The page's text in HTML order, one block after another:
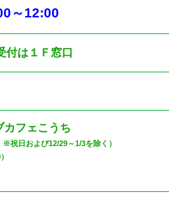
～12:00
は１Ｆ窓口
カフェこうち
祝日および12/29～1/3を除く）